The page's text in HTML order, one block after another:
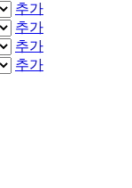
추가
추가
추가
추가